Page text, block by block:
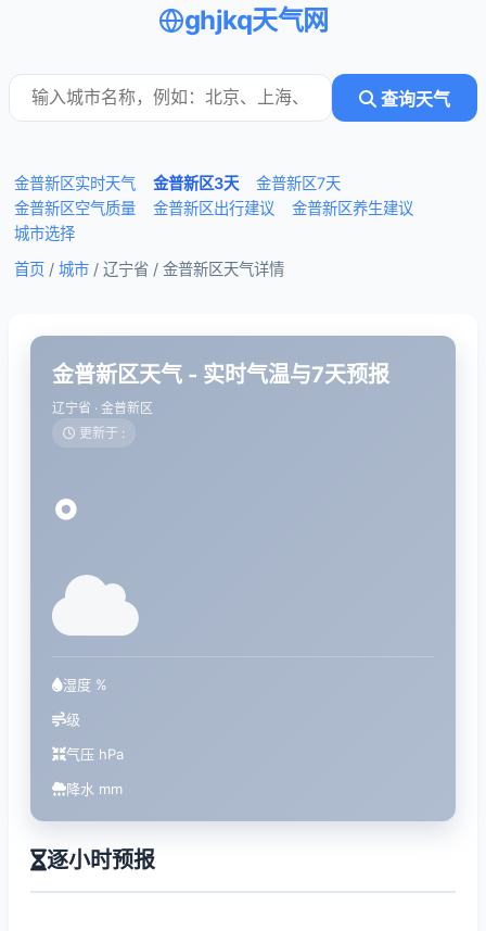
ghjkq天气网
查询天气
金普新区实时天气 金普新区3天
金普新区7天
金普新区空气质量
金普新区出行建议
金普新区养生建议
城市选择
首页 / 城市 / 辽宁省 / 金普新区天气详情
金普新区天气 - 实时气温与7天预报
辽宁省 · 金普新区
更新于 :
°
湿度 %
级
气压 hPa
降水 mm
逐小时预报